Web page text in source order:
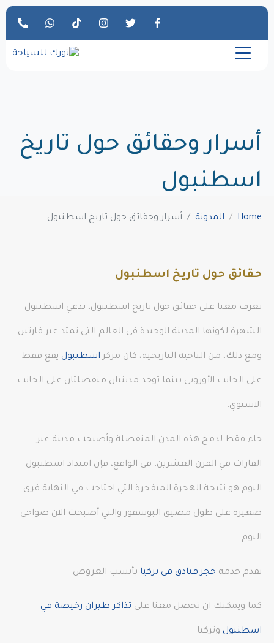
أسرار وحقائق حول تاريخ
اسطنبول
Home المدونة أسرار وحقائق حول تاريخ اسطنبول
حقائق حول تاريخ اسطنبول
تعرف معنا على حقائق حول تاريخ اسطنبول، تدعي اسطنبول
الشهرة لكونها المدينة الوحيدة في العالم التي تمتد عبر قارتين.
ومع ذلك، من الناحية التاريخية، كان مركز اسطنبول يقع فقط
على الجانب الأوروبي بينما توجد مدينتان منفصلتان على الجانب
الآسيوي.
جاء فقط لدمج هذه المدن المنفصلة وأصبحت مدينة عبر
القارات في القرن العشرين. في الواقع، فإن امتداد اسطنبول
اليوم هو نتيجة الهجرة المتفجرة التي اجتاحت في النهاية قرى
صغيرة على طول مضيق البوسفور والتي أصبحت الآن ضواحي
اليوم.
نقدم خدمة حجز فنادق في تركيا بأنسب العروض
كما ويمكنك ان تحصل معنا على تذاكر طيران رخيصة في
اسطنبول وتركيا